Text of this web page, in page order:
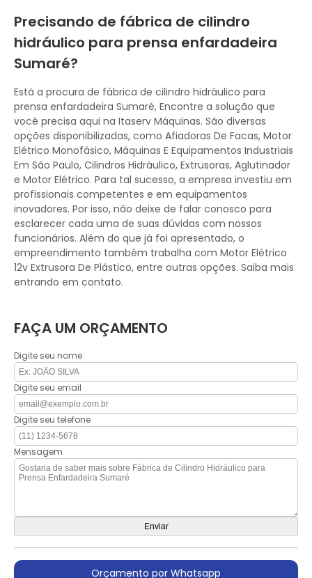
Precisando de fábrica de cilindro
hidráulico para prensa enfardadeira
Sumaré?
Está a procura de fábrica de cilindro hidráulico para
prensa enfardadeira Sumaré, Encontre a solução que
você precisa aqui na Itaserv Máquinas. São diversas
opções disponibilizadas, como Afiadoras De Facas, Motor
Elétrico Monofásico, Máquinas E Equipamentos Industriais
Em São Paulo, Cilindros Hidráulico, Extrusoras, Aglutinador
e Motor Elétrico. Para tal sucesso, a empresa investiu em
profissionais competentes e em equipamentos
inovadores. Por isso, não deixe de falar conosco para
esclarecer cada uma de suas dúvidas com nossos
funcionários. Além do que já foi apresentado, o
empreendimento também trabalha com Motor Elétrico
12v Extrusora De Plástico, entre outras opções. Saiba mais
entrando em contato.
FAÇA UM ORÇAMENTO
Digite seu nome
Digite seu email
Digite seu telefone
Mensagem
Orçamento por Whatsapp